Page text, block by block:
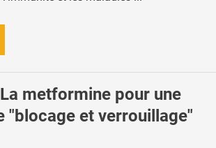
metformine pour une
"blocage et verrouillage"